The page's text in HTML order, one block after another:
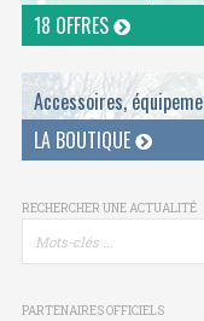
18 OFFRES
Accessoires,
LA BOUTIQUE
RECHERCHER UNE ACTUALITÉ
PARTENAIRES OFFICIELS